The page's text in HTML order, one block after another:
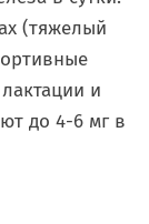
(тяжелый
и
до 4-6 мг в